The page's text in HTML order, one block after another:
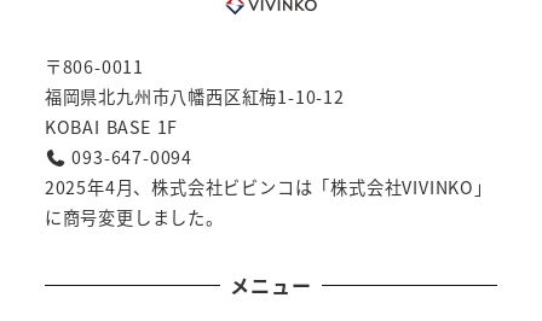
〒806-0011
福岡県北九州市八幡西区紅梅1-10-12
KOBAI BASE 1F
093-647-0094
2025年4月、株式会社ビビンコは「株式会社VIVINKO」
に商号変更しました。
メニュー